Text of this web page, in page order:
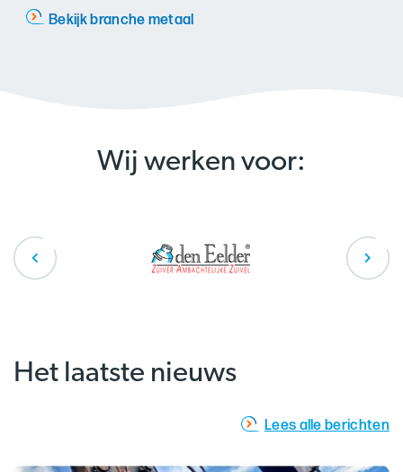
Bekijk branche metaal
Wij werken voor:
Het laatste nieuws
Lees alle berichten